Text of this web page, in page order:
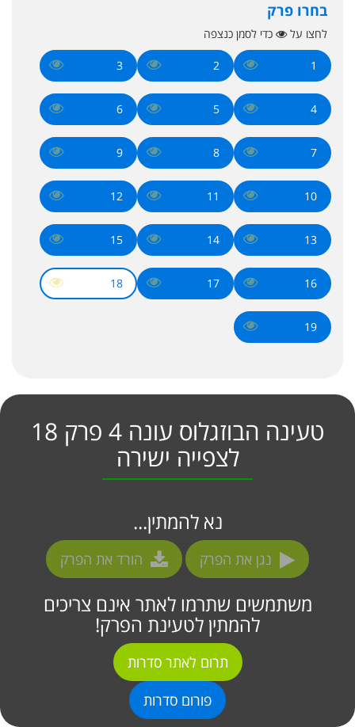
בחרו פרק
לחצו על כדי לסמן כנצפה
1
2
3
4
5
6
7
8
9
10
11
12
13
14
15
16
17
18
19
טעינה הבוזגלוס עונה 4 פרק 18
לצפייה ישירה
נא להמתין...
נגן את הפרק הורד את הפרק
משתמשים שתרמו לאתר אינם צריכים
להמתין לטעינת הפרק!
תרום לאתר סדרות
פורום סדרות